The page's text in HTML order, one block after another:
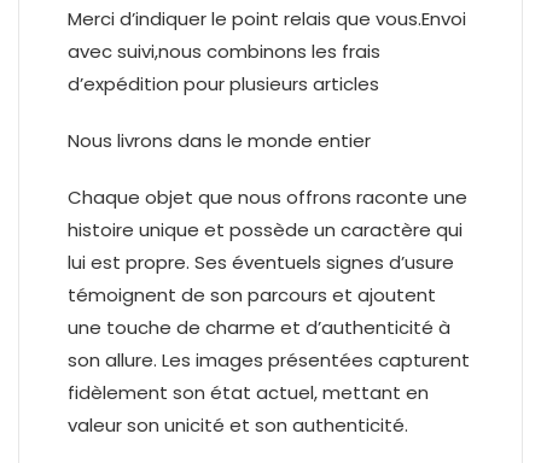
Merci d’indiquer le point relais que vous.Envoi
avec suivi,nous combinons les frais
d’expédition pour plusieurs articles
Nous livrons dans le monde entier
Chaque objet que nous offrons raconte une
histoire unique et possède un caractère qui
lui est propre. Ses éventuels signes d’usure
témoignent de son parcours et ajoutent
une touche de charme et d’authenticité à
son allure. Les images présentées capturent
fidèlement son état actuel, mettant en
valeur son unicité et son authenticité.